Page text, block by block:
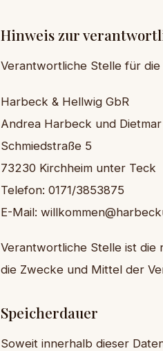
Hinweis zur
Verantwortliche Stelle für
Harbeck & Hellwig GbR
Andrea Harbeck und
Schmiedstraße 5
73230 Kirchheim unter Teck
Telefon: 0171/3853875
E-Mail:
Verantwortliche Stelle ist die
die Zwecke und Mittel der
Speicherdauer
Soweit innerhalb dieser